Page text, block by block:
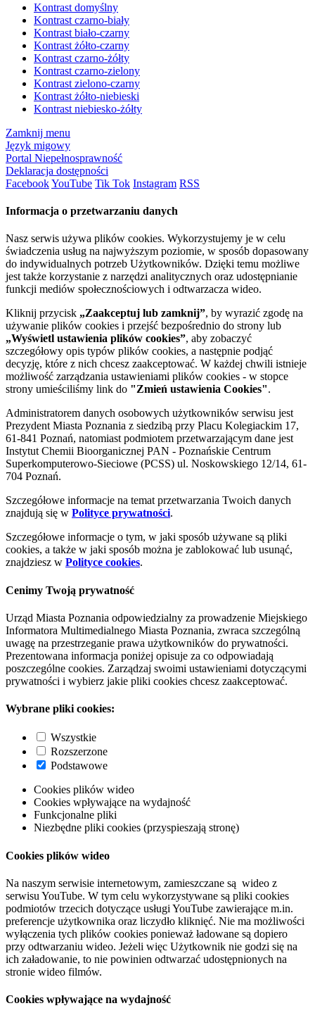
Kontrast domyślny
Kontrast czarno-biały
Kontrast biało-czarny
Kontrast żółto-czarny
Kontrast czarno-żółty
Kontrast czarno-zielony
Kontrast zielono-czarny
Kontrast żółto-niebieski
Kontrast niebiesko-żółty
Zamknij menu
Język migowy
Portal Niepełnosprawność
Deklaracja dostępności
FacebookYouTube Tik Tok Instagram RSS
Informacja o przetwarzaniu danych
Nasz serwis używa plików cookies. Wykorzystujemy je w celu
świadczenia usług na najwyższym poziomie, w sposób dopasowany
do indywidualnych potrzeb Użytkowników. Dzięki temu możliwe
jest także korzystanie z narzędzi analitycznych oraz udostępnianie
funkcji mediów społecznościowych i odtwarzacza wideo.
Kliknij przycisk „Zaakceptuj lub zamknij”, by wyrazić zgodę na
używanie plików cookies i przejść bezpośrednio do strony lub
„Wyświetl ustawienia plików cookies”, aby zobaczyć
szczegółowy opis typów plików cookies, a następnie podjąć
decyzję, które z nich chcesz zaakceptować. W każdej chwili istnieje
możliwość zarządzania ustawieniami plików cookies - w stopce
strony umieściliśmy link do "Zmień ustawienia Cookies".
Administratorem danych osobowych użytkowników serwisu jest
Prezydent Miasta Poznania z siedzibą przy Placu Kolegiackim 17,
61-841 Poznań, natomiast podmiotem przetwarzającym dane jest
Instytut Chemii Bioorganicznej PAN - Poznańskie Centrum
Superkomputerowo-Sieciowe (PCSS) ul. Noskowskiego 12/14, 61-
704 Poznań.
Szczegółowe informacje na temat przetwarzania Twoich danych
znajdują się w Polityce prywatności.
Szczegółowe informacje o tym, w jaki sposób używane są pliki
cookies, a także w jaki sposób można je zablokować lub usunąć,
znajdziesz w Polityce cookies.
Cenimy Twoją prywatność
Urząd Miasta Poznania odpowiedzialny za prowadzenie Miejskiego
Informatora Multimedialnego Miasta Poznania, zwraca szczególną
uwagę na przestrzeganie prawa użytkowników do prywatności.
Prezentowana informacja poniżej opisuje za co odpowiadają
poszczególne cookies. Zarządzaj swoimi ustawieniami dotyczącymi
prywatności i wybierz jakie pliki cookies chcesz zaakceptować.
Wybrane pliki cookies:
Wszystkie
Rozszerzone
Podstawowe
Cookies plików wideo
Cookies wpływające na wydajność
Funkcjonalne pliki
Niezbędne pliki cookies (przyspieszają stronę)
Cookies plików wideo
Na naszym serwisie internetowym, zamieszczane są wideo z
serwisu YouTube. W tym celu wykorzystywane są pliki cookies
podmiotów trzecich dotyczące usługi YouTube zawierające m.in.
preferencje użytkownika oraz liczydło kliknięć. Nie ma możliwości
wyłączenia tych plików cookies ponieważ ładowane są dopiero
przy odtwarzaniu wideo. Jeżeli więc Użytkownik nie godzi się na
ich załadowanie, to nie powinien odtwarzać udostępnionych na
stronie wideo filmów.
Cookies wpływające na wydajność